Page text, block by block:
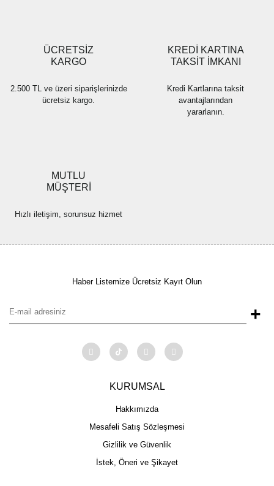
ÜCRETSİZ
KARGO
2.500 TL ve üzeri siparişlerinizde
ücretsiz kargo.
KREDİ KARTINA
TAKSİT İMKANI
Kredi Kartlarına taksit
avantajlarından
yararlanın.
MUTLU
MÜŞTERİ
Hızlı iletişim, sorunsuz hizmet
Haber Listemize Ücretsiz Kayıt Olun
+
KURUMSAL
Hakkımızda
Mesafeli Satış Sözleşmesi
Gizlilik ve Güvenlik
İstek, Öneri ve Şikayet